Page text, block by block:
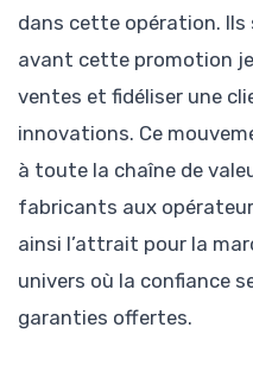
dans cette opération.
avant cette promotion
ventes et fidéliser une
innovations. Ce
à toute la chaîne de
fabricants aux
ainsi l’attrait pour la
univers où la confiance
garanties offertes.